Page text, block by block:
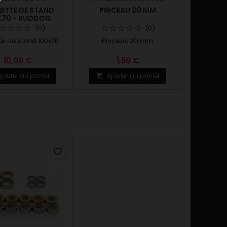
DE STAND
- RUDDOG
(0)
de stand 100x70
10,00 €
au panier
PINCEAU 20 MM
(0)
Pinceau 20 mm
1,50 €
 Ajouter au panier
favorite_border